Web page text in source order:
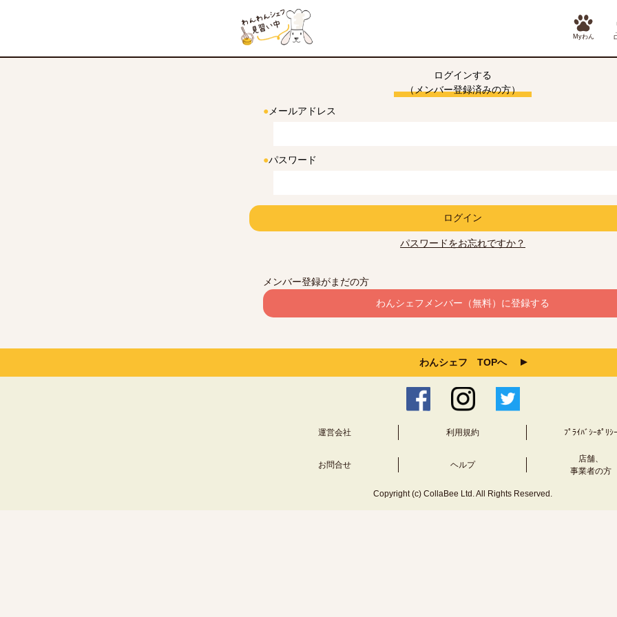
Myわん
ログインする
（メンバー登録済みの方）
● メールアドレス
●パスワード
ログイン
パスワードをお忘れですか？
メンバー登録がまだの方
わんシェフメンバー（無料）に登録する
わんシェフ TOPへ
運営会社 利用規約 ﾌﾟﾗｲﾊﾞｼｰﾎﾟﾘｼｰ
お問合せ ヘルプ
店舗、
事業者の方
Copyright (c) CollaBee Ltd. All Rights Reserved.